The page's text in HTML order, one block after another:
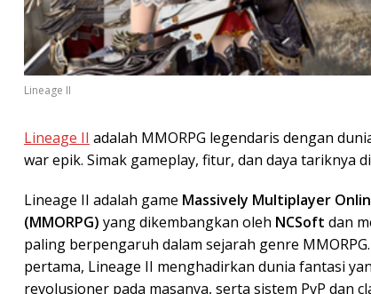
Lineage II
Lineage II adalah MMORPG legendaris dengan
war epik. Simak gameplay, fitur, dan daya tariknya
Lineage II adalah game Massively Multiplayer
(MMORPG) yang dikembangkan oleh NCSoft dan
paling berpengaruh dalam sejarah genre
pertama, Lineage II menghadirkan dunia fantasi
revolusioner pada masanya, serta sistem PvP dan